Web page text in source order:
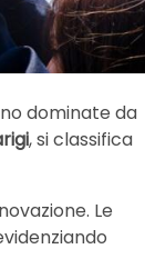
dominate da
, si classifica
Le